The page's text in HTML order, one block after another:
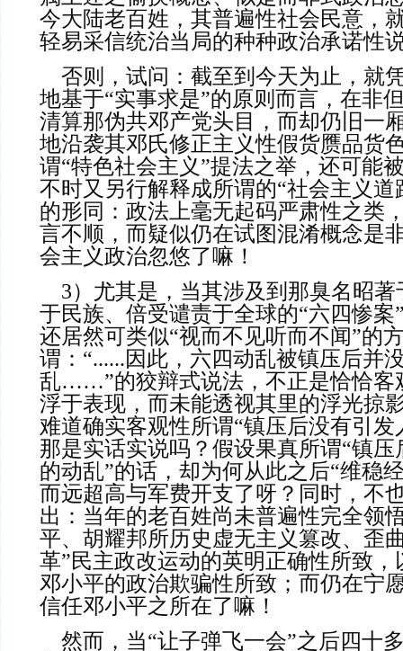
今大陆老百姓，其普遍性社会民意，
轻易采信统治当局的种种政治承诺性
地基于“实事求是”的原则而言，在非
清算那伪共邓产党头目，而却仍旧一
地沿袭其邓氏修正主义性假货赝品货
谓“特色社会主义”提法之举，还可能
不时又另行解释成所谓的“社会主义道
的形同：政法上毫无起码严肃性之类
言不顺，而疑似仍在试图混淆概念是
会主义政治忽悠了嘛！
于民族、倍受谴责于全球的“六四惨案
还居然可类似“视而不见听而不闻”的
谓：“......因此，六四动乱被镇压后并
乱……”的狡辩式说法，不正是恰恰客
浮于表现，而未能透视其里的浮光掠
难道确实客观性所谓“镇压后没有引发
那是实话实说吗？假设果真所谓“镇
的动乱”的话，却为何从此之后“维稳
而远超高与军费开支了呀？同时，不
出：当年的老百姓尚未普遍性完全领
平、胡耀邦所历史虚无主义篡改、歪
革”民主政改运动的英明正确性所致
邓小平的政治欺骗性所致；而仍在宁
信任邓小平之所在了嘛！